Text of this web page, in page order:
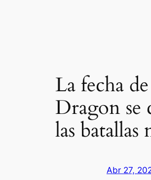
La fecha
Dragon se
las
Abr 27,